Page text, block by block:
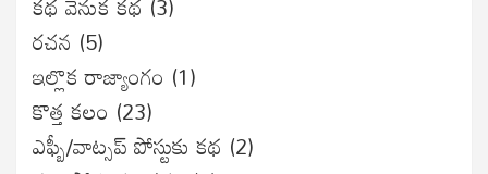
రచన (5)
ఇల్లొక రాజ్యాంగం (1)
కొత్త కలం (23)
ఎఫ్బీ/వాట్సప్ పోస్టుకు కథ (2)